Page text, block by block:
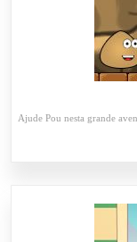
Ajude Pou nesta grande